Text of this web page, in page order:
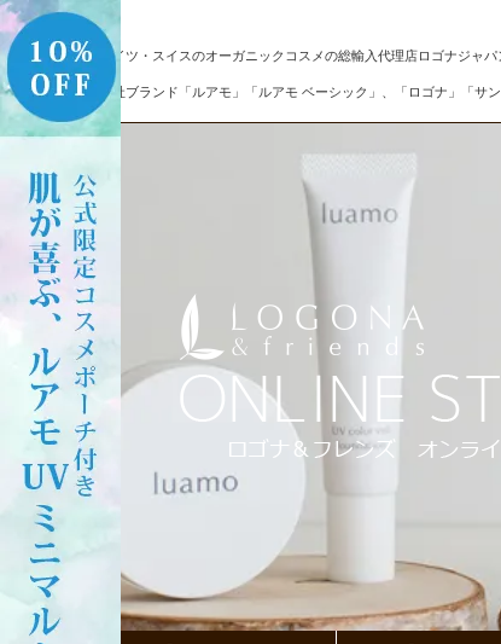
ドイツ・スイスのオーガニックコスメの総輸入代理店ロゴナジャパ
自社ブランド「ルアモ」「ルアモ ベーシック」、「ロゴナ」「サ